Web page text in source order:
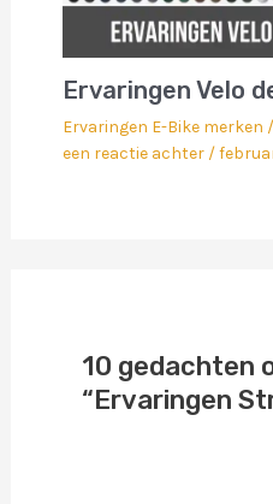
Ervaringen Velo
Ervaringen E-Bike merken
een reactie achter /
10 gedachten
“Ervaringen